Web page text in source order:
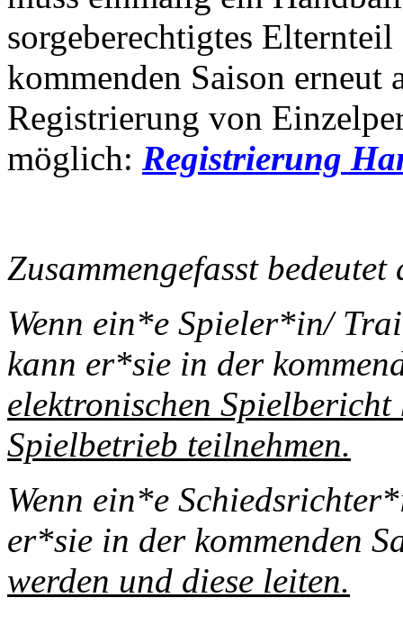
sorgeberechtigtes
kommenden Saison
Registrierung von
möglich: Registrierung
Zusammengefasst
Wenn ein*e Spieler*in/
kann er*sie in der
elektronischen
Spielbetrieb teilnehmen.
Wenn ein*e
er*sie in der kommenden
werden und diese leiten.